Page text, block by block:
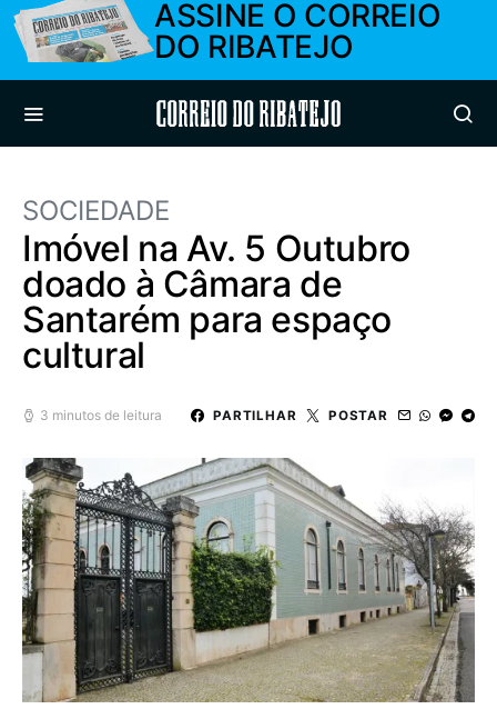
ASSINE O CORREIO
DO RIBATEJO
Correio do Ribatejo
SOCIEDADE
Imóvel na Av. 5 Outubro
doado à Câmara de
Santarém para espaço
cultural
3 minutos de leitura PARTILHAR POSTAR